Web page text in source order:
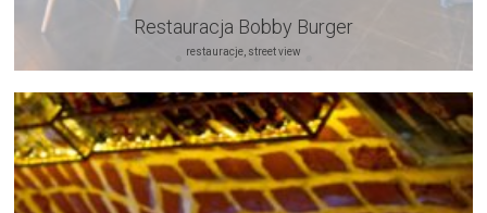
Restauracja Bobby Burger
restauracje, street view